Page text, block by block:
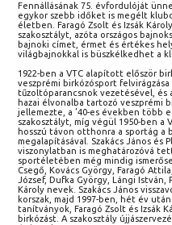
Fennállásának 75. évfordulóját
egykor szebb időket is megélt
életben. Faragó Zsolt és Izsák
szakosztályt, azóta országos
bajnoki címet, érmet és értékes
világbajnokkal is büszkélkedhet a
1922-ben a VTC alapított először
veszprémi birkózósport
tűzoltóparancsnok vezetésével, és
hazai élvonalba tartozó veszprémi
jellemezte, a ’40-es években több
szakosztályt, míg végül 1950-ben a
hosszú távon otthonra a sportág a
megalapításával. Szakács János és
viszonylatban is meghatározóvá
sportéletében még mindig
Csegő, Kovács György, Faragó
József, Dufka György, Lángi István,
Károly nevek. Szakács János
korszak, majd 1997-ben, hét év
tanítványok, Faragó Zsolt és Izsák
birkózást. A szakosztály